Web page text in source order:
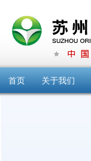
首页 关于我们